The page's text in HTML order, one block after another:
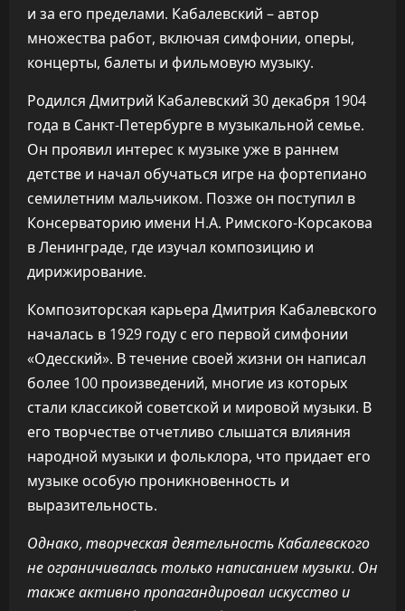
и за его пределами. Кабалевский – автор
множества работ, включая симфонии, оперы,
концерты, балеты и фильмовую музыку.
Родился Дмитрий Кабалевский 30 декабря 1904
года в Санкт-Петербурге в музыкальной семье.
Он проявил интерес к музыке уже в раннем
детстве и начал обучаться игре на фортепиано
семилетним мальчиком. Позже он поступил в
Консерваторию имени Н.А. Римского-Корсакова
в Ленинграде, где изучал композицию и
дирижирование.
Композиторская карьера Дмитрия Кабалевского
началась в 1929 году с его первой симфонии
«Одесский». В течение своей жизни он написал
более 100 произведений, многие из которых
стали классикой советской и мировой музыки. В
его творчестве отчетливо слышатся влияния
народной музыки и фольклора, что придает его
музыке особую проникновенность и
выразительность.
Однако, творческая деятельность Кабалевского
не ограничивалась только написанием музыки. Он
также активно пропагандировал искусство и